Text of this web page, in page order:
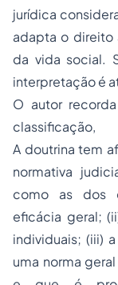
jurídica
adapta o direito
da vida social.
interpretação é
O autor
classificação,
A doutrina tem
normativa
como as dos
eficácia geral;
individuais; (iii)
uma norma